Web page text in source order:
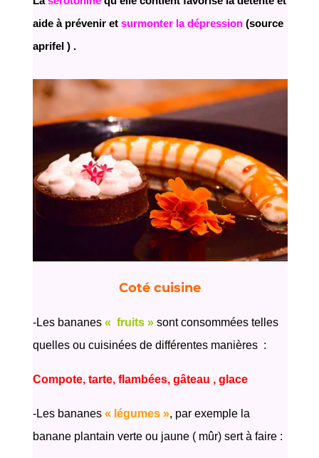
aide à prévenir et surmonter la dépression(source
aprifel ) .
Coté cuisine
-Les bananes« fruits »sont consommées telles
quelles ou cuisinées de différentes manières :
Compote, tarte, flambées, gâteau , g lace
-Les bananes « légumes », par exemple la
banane plantain verte ou jaune ( mûr) sert à faire :